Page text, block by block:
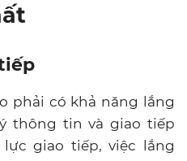
phải có khả năng lắng
thông tin và giao tiếp
giao tiếp, việc lắng